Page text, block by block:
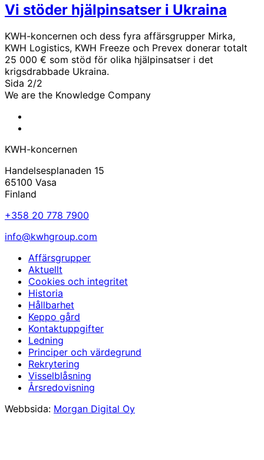
Vi stöder hjälpinsatser i Ukraina
KWH-koncernen och dess fyra affärsgrupper Mirka,
KWH Logistics, KWH Freeze och Prevex donerar totalt
25 000 € som stöd för olika hjälpinsatser i det
krigsdrabbade Ukraina.
Föregående
sida
Sida 2/2
We are the Knowledge Company
KWH-koncernen
Handelsesplanaden 15
65100 Vasa
Finland
+358 20 778 7900
info@kwhgroup.com
Affärsgrupper
Aktuellt
Cookies och integritet
Historia
Hållbarhet
Keppo gård
Kontaktuppgifter
Ledning
Principer och värdegrund
Rekrytering
Visselblåsning
Årsredovisning
Webbsida: Morgan Digital Oy